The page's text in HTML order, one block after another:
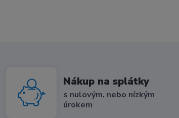
Nákup na splátky
s nulovým, nebo nízkým
úrokem